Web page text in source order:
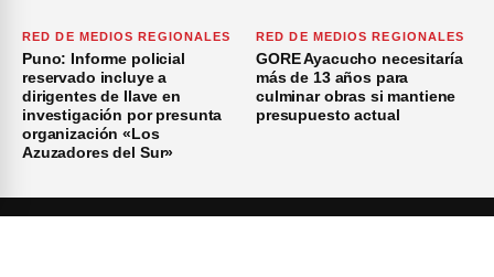
RED DE MEDIOS REGIONALES
Puno: Informe policial
reservado incluye a
dirigentes de Ilave en
investigación por presunta
organización «Los
Azuzadores del Sur»
RED DE MEDIOS REGIONALES
GORE Ayacucho necesitaría
más de 13 años para
culminar obras si mantiene
presupuesto actual